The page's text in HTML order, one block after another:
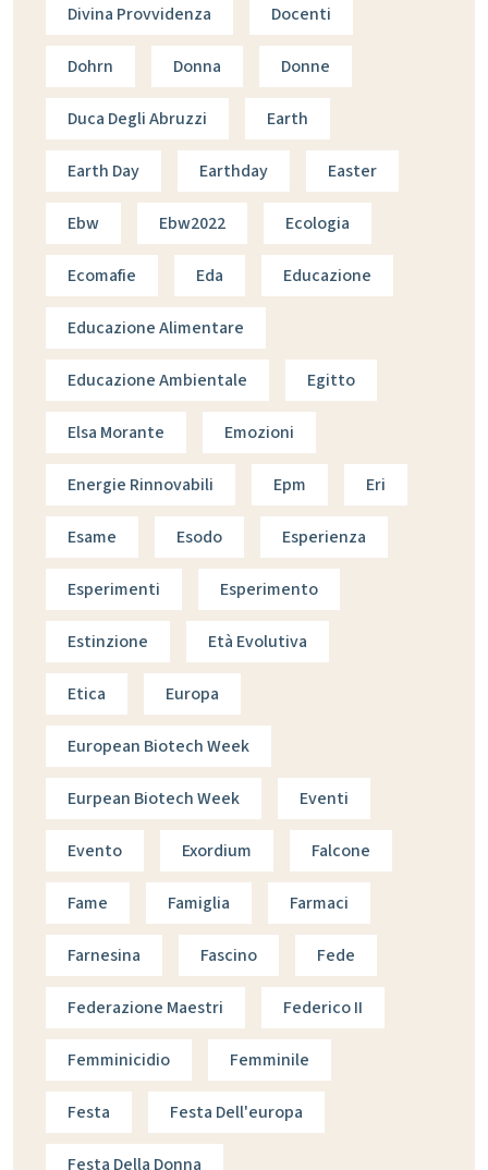
Divina Provvidenza Docenti
Dohrn Donna Donne
Duca Degli Abruzzi Earth
Earth Day Earthday Easter
Ebw Ebw2022 Ecologia
Ecomafie Eda Educazione
Educazione Alimentare
Educazione Ambientale Egitto
Elsa Morante Emozioni
Energie Rinnovabili Epm Eri
Esame Esodo Esperienza
Esperimenti Esperimento
Estinzione Età Evolutiva
Etica Europa
European Biotech Week
Eurpean Biotech Week Eventi
Evento Exordium Falcone
Fame Famiglia Farmaci
Farnesina Fascino Fede
Federazione Maestri Federico II
Femminicidio Femminile
Festa Festa Dell'europa
Festa Della Donna